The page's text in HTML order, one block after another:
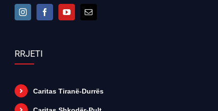
RRJETI
Caritas Tiranë-Durrës